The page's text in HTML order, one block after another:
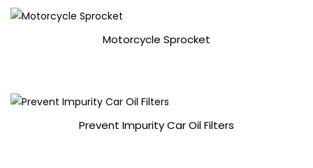
Motorcycle Sprocket
Prevent Impurity Car Oil Filters